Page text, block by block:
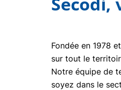
Fondée en 1978
sur tout le
Notre équipe de
soyez dans le